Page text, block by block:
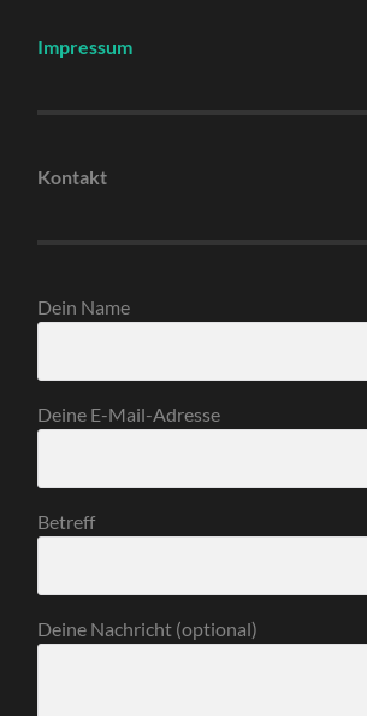
Impressum
Kontakt
Dein Name
Deine E-Mail-Adresse
Betreff
Deine Nachricht (optional)